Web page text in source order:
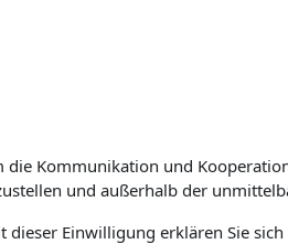
Kommunikation und
und außerhalb der
Einwilligung erklären Sie